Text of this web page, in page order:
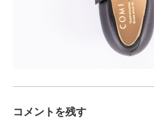
コメントを残す